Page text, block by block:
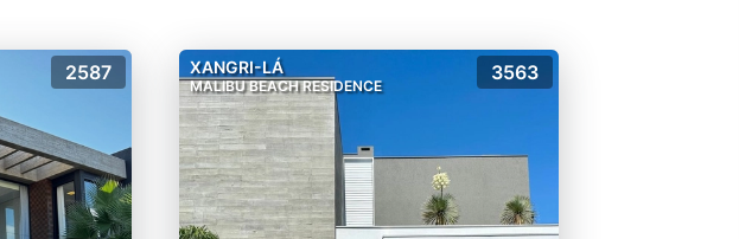
2587 XANGRI-LÁ
MALIBU BEACH RESIDENCE
3563